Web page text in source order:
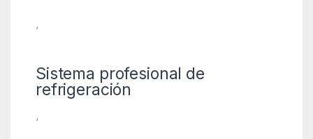
‘
Sistema profesional de
refrigeración
‘